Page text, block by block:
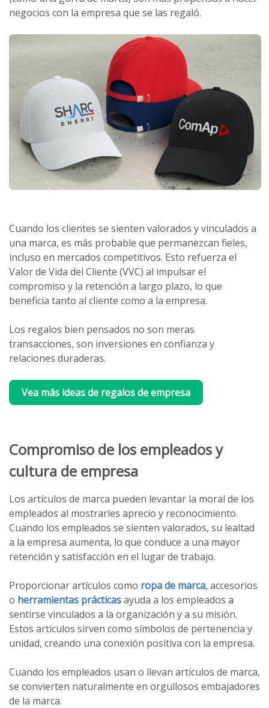
negocios con la empresa que se las regaló.
Cuando los clientes se sienten valorados y vinculados a
una marca, es más probable que permanezcan fieles,
incluso en mercados competitivos. Esto refuerza el
Valor de Vida del Cliente (VVC) al impulsar el
compromiso y la retención a largo plazo, lo que
beneficia tanto al cliente como a la empresa.
Los regalos bien pensados no son meras
transacciones, son inversiones en confianza y
relaciones duraderas.
Vea más ideas de regalos de empresa
Compromiso de los empleados y
cultura de empresa
Los artículos de marca pueden levantar la moral de los
empleados al mostrarles aprecio y reconocimiento.
Cuando los empleados se sienten valorados, su lealtad
a la empresa aumenta, lo que conduce a una mayor
retención y satisfacción en el lugar de trabajo.
Proporcionar artículos como ropa de marca, accesorios
o herramientas prácticasayuda a los empleados a
sentirse vinculados a la organización y a su misión.
Estos artículos sirven como símbolos de pertenencia y
unidad, creando una conexión positiva con la empresa.
Cuando los empleados usan o llevan artículos de marca,
se convierten naturalmente en orgullosos embajadores
de la marca.